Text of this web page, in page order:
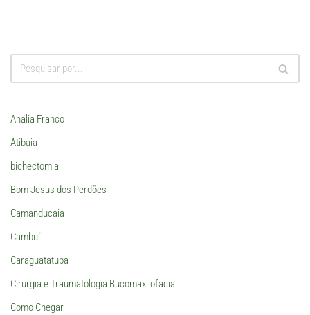
Anália Franco
Atibaia
bichectomia
Bom Jesus dos Perdões
Camanducaia
Cambuí
Caraguatatuba
Cirurgia e Traumatologia Bucomaxilofacial
Como Chegar